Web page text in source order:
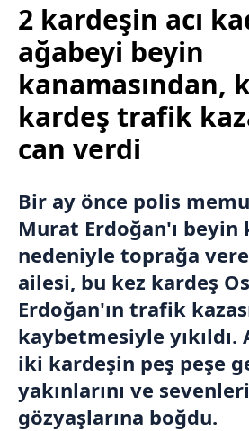
2 kardeşin acı
ağabeyi beyin
kanamasından,
kardeş trafik
can verdi
Bir ay önce polis
Murat Erdoğan'ı beyin
nedeniyle toprağa
ailesi, bu kez kardeş
Erdoğan'ın trafik
kaybetmesiyle yıkıldı.
iki kardeşin peş peşe
yakınlarını ve
gözyaşlarına boğdu.